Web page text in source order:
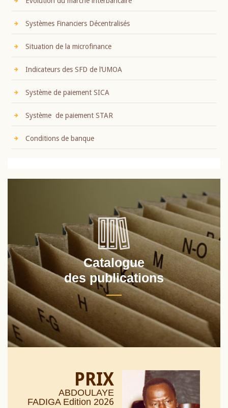
Systèmes Financiers Décentralisés
Situation de la microfinance
Indicateurs des SFD de l’UMOA
Système de paiement SICA
Système de paiement STAR
Conditions de banque
Catalogue
des publications
PRIX
ABDOULAYE
FADIGA Edition 2026